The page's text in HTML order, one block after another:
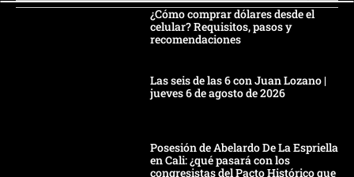
¿Cómo comprar dólares desde el
celular? Requisitos, pasos y
recomendaciones
Las seis de las 6 con Juan Lozano |
jueves 6 de agosto de 2026
Posesión de Abelardo De La Espriella
en Cali: ¿qué pasará con los
congresistas del Pacto Histórico que